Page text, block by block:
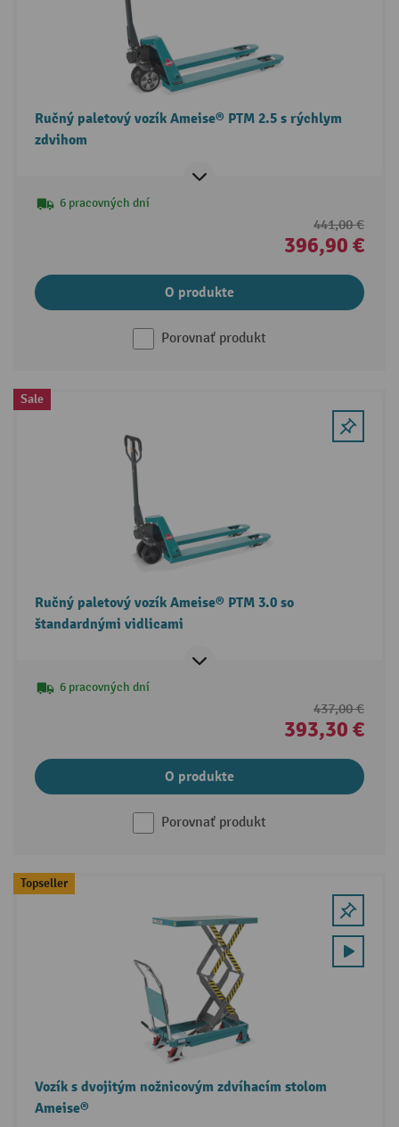
Ručný paletový vozík Ameise® PTM 2.5 s rýchlym
zdvihom
6 pracovných dní
441,00 €
396,90 €
O produkte
Porovnať produkt
Sale
Ručný paletový vozík Ameise® PTM 3.0 so
štandardnými vidlicami
6 pracovných dní
437,00 €
393,30 €
O produkte
Porovnať produkt
Topseller
Vozík s dvojitým nožnicovým zdvíhacím stolom
Ameise®